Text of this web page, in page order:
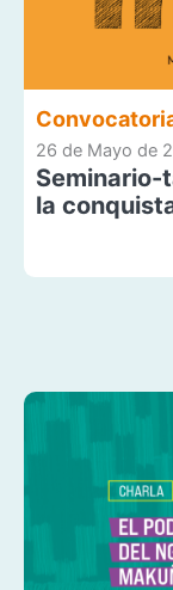
26 de Mayo de
Seminario-
la